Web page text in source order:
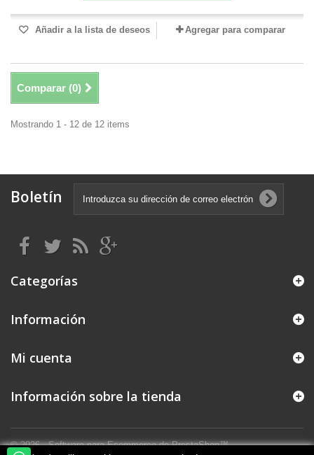
Añadir a la lista de deseos Agregar para comparar
Comparar (0)
Mostrando 1 - 12 de 12 items
Boletín
Categorías
Información
© 2026 - Software para Ecommerce de PrestaShop™
Mi cuenta
Información sobre la tienda